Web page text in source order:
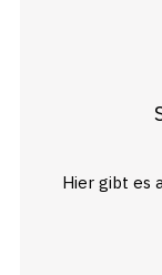
Hier gibt es